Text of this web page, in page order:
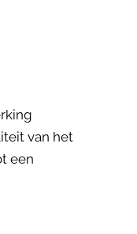
van het
een